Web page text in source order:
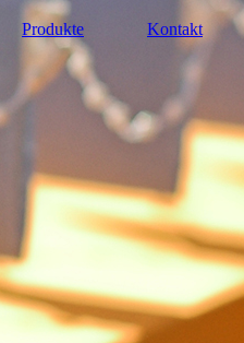
Produkte Kontakt